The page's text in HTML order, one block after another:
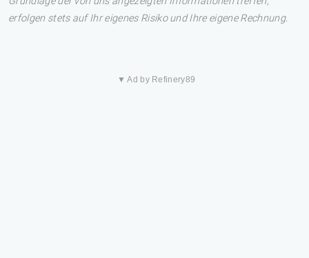
erfolgen stets auf Ihr eigenes Risiko und Ihre eigene Rechnung.
▼ Ad by Refinery89